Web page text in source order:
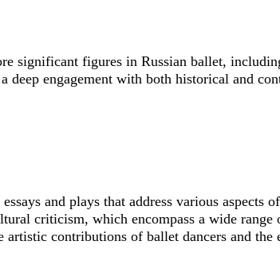
significant figures in Russian ballet,
engagement with both historical and
and plays that address various aspects
criticism, which encompass a wide
contributions of ballet dancers and